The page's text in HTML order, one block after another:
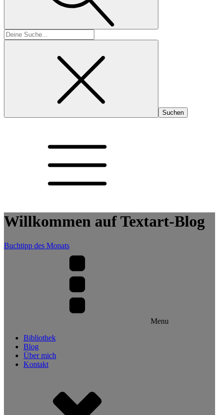
Suchen
nach:
Willkommen auf Textart-Blog
Buchtipp des Monats
Menu
Bibliothek
Blog
Über mich
Kontakt